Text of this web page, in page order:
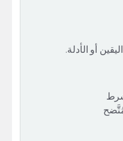
أو الأدلة.